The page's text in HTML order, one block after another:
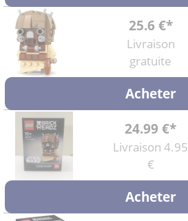
25.6 €*
Livraison
gratuite
Acheter
24.99 €*
Livraison 4.95
€
Acheter